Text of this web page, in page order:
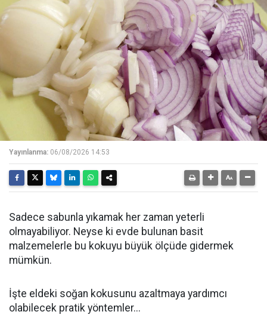
Yayınlanma: 06/08/2026 14:53
Sadece sabunla yıkamak her zaman yeterli
olmayabiliyor. Neyse ki evde bulunan basit
malzemelerle bu kokuyu büyük ölçüde gidermek
mümkün.
İşte eldeki soğan kokusunu azaltmaya yardımcı
olabilecek pratik yöntemler...